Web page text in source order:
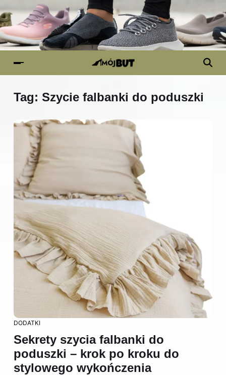
Tag: Szycie falbanki do poduszki
DODATKI
Sekrety szycia falbanki do
poduszki – krok po kroku do
stylowego wykończenia